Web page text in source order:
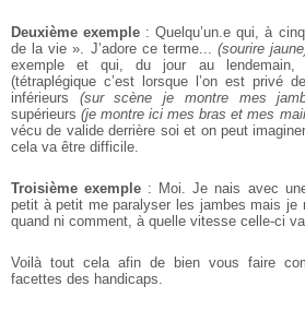
Deuxième exemple : Quelqu’un.e qui, à
de la vie ». J’adore ce terme...(sourire
exemple et qui, du jour au lendemain,
(tétraplégique c’est lorsque l’on est privé
inférieurs (sur scène je montre mes
supérieurs(je montre ici mes bras et mes
vécu de valide derrière soi et on peut
cela va être difficile.
Troisième exemple : Moi. Je nais avec
petit à petit me paralyser les jambes mais je
quand ni comment, à quelle vitesse celle-ci
Voilà tout cela afin de bien vous faire
facettes des handicaps.